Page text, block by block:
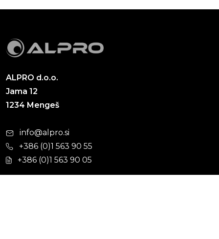
ALPRO d.o.o.
Jama 12
1234 Mengeš
info@alpro.si
+386 (0)1 563 90 55
+386 (0)1 563 90 05